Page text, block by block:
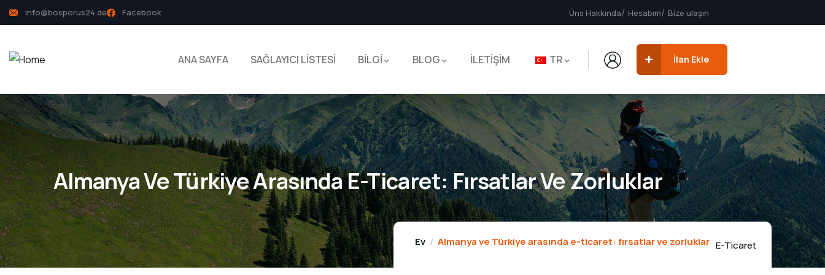
info@bosporus24.de Facebook Üns Hakkında Hesabım Bize ulaşın
ANA SAYFA SAĞLAYICI LİSTESİ BİLGİ BLOG İLETİŞİM TR İlan Ekle
Almanya Ve Türkiye Arasında E-Ticaret: Fırsatlar Ve Zorluklar
Ev E-Ticaret
Almanya ve Türkiye arasında e-ticaret: fırsatlar ve zorluklar